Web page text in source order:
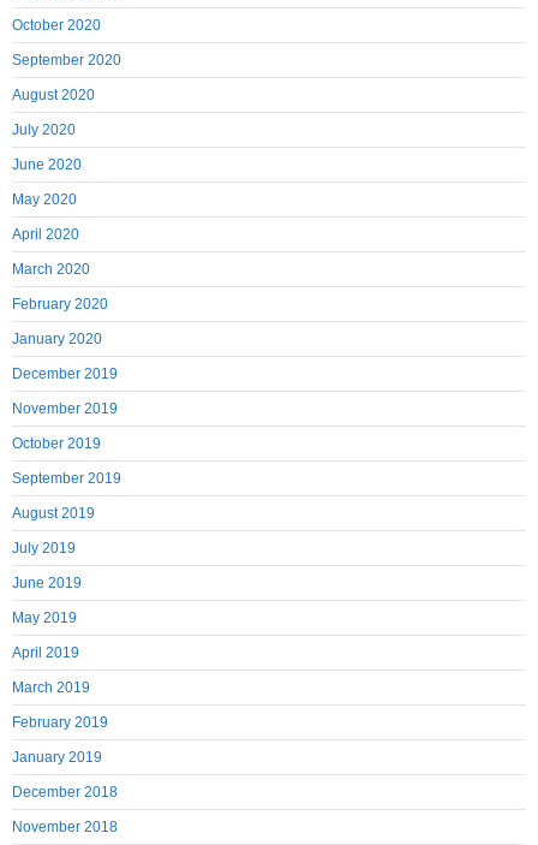
October 2020
September 2020
August 2020
July 2020
June 2020
May 2020
April 2020
March 2020
February 2020
January 2020
December 2019
November 2019
October 2019
September 2019
August 2019
July 2019
June 2019
May 2019
April 2019
March 2019
February 2019
January 2019
December 2018
November 2018